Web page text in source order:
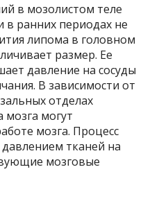
в мозолистом теле
ранних периодах не
липома в головном
размер. Ее
давление на сосуды
В зависимости от
отделах
мозга могут
мозга. Процесс
тканей на
мозговые